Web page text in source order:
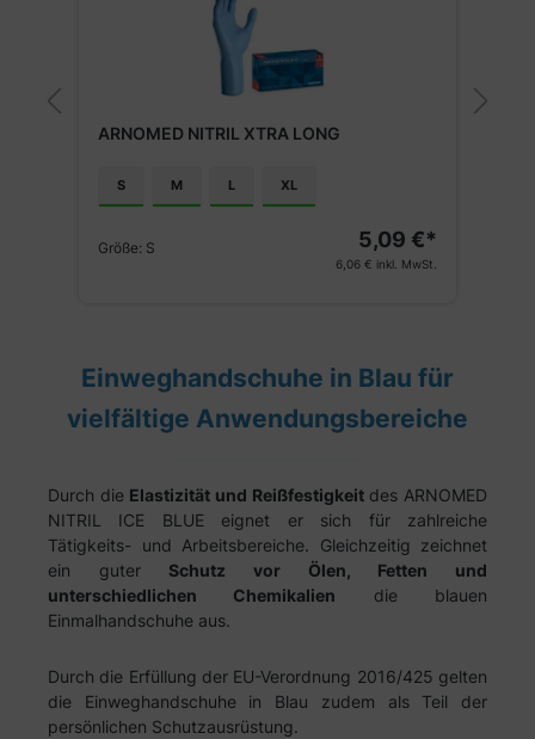
PROGRIP NITRIL DIAMOND ORANGE
M L XL XXL
Größe: XXL 4,35 €*
5,18 € inkl. MwSt.
Einweghandschuhe in Blau für
vielfältige Anwendungsbereiche
Durch die Elastizität und Reißfestigkeitdes ARNOMED
NITRIL ICE BLUE eignet er sich für zahlreiche
Tätigkeits- und Arbeitsbereiche. Gleichzeitig zeichnet
ein guter Schutz vor Ölen, Fetten und
unterschiedlichen Chemikalien die blauen
Einmalhandschuhe aus.
Durch die Erfüllung der EU-Verordnung 2016/425 gelten
die Einweghandschuhe in Blau zudem als Teil der
persönlichen Schutzausrüstung.